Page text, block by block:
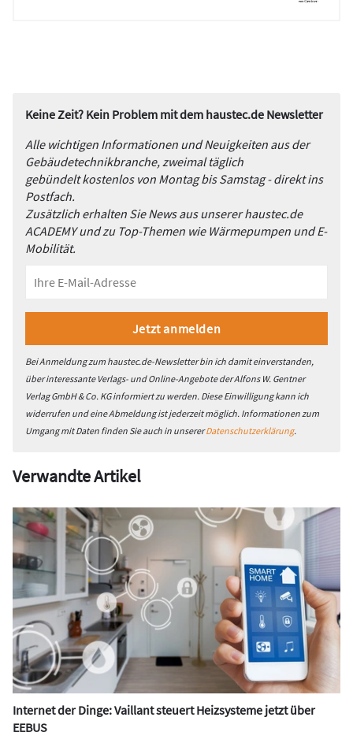
Keine Zeit? Kein Problem mit dem haustec.de Newsletter
Alle wichtigen Informationen und Neuigkeiten aus der
Gebäudetechnikbranche, zweimal täglich
gebündelt kostenlos von Montag bis Samstag - direkt ins
Postfach.
Zusätzlich erhalten Sie News aus unserer haustec.de
ACADEMY und zu Top-Themen wie Wärmepumpen und E-
Mobilität.
Bei Anmeldung zum haustec.de-Newsletter bin ich damit einverstanden,
über interessante Verlags- und Online-Angebote der Alfons W. Gentner
Verlag GmbH & Co. KG informiert zu werden. Diese Einwilligung kann ich
widerrufen und eine Abmeldung ist jederzeit möglich. Informationen zum
Umgang mit Daten finden Sie auch in unsererDatenschutzerklärung.
Verwandte Artikel
Internet der Dinge: Vaillant steuert Heizsysteme jetzt über
EEBUS